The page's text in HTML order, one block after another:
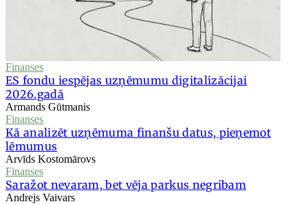
Finanses
ES fondu iespējas uzņēmumu digitalizācijai
2026.gadā
Armands Gūtmanis
Finanses
Kā analizēt uzņēmuma finanšu datus, pieņemot
lēmumus
Arvīds Kostomārovs
Finanses
Saražot nevaram, bet vēja parkus negribam
Andrejs Vaivars